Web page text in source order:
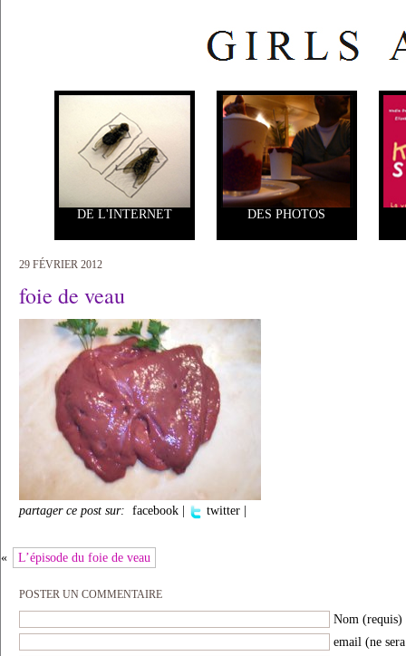
DE L'INTERNET DES PHOTOS
29 FÉVRIER 2012
foie de veau
partager ce post sur: facebook twitter
« L’épisode du foie de veau
POSTER UN COMMENTAIRE
Nom (requis)
email (ne